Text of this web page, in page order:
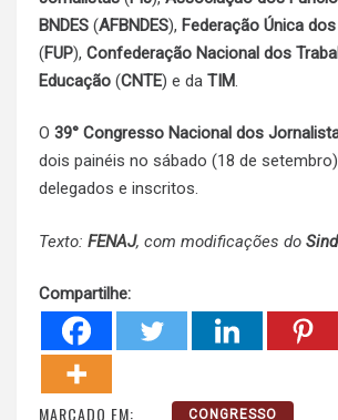
BNDES (AFBNDES), Federação Única
(FUP), Confederação Nacional dos
Educação (CNTE) e da TIM
O 39° Congresso Nacional dos
dois painéis no sábado (18 de
delegados e inscritos.
Texto: FENAJ, com modificações do
Compartilhe:
MARCADO EM: CONGRESSO